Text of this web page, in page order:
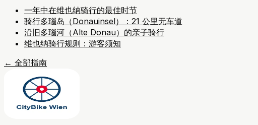
一年中在维也纳骑行的最佳时节
骑行多瑙岛（Donauinsel）：21 公里无车道
沿旧多瑙河（Alte Donau）的亲子骑行
维也纳骑行规则：游客须知
← 全部指南